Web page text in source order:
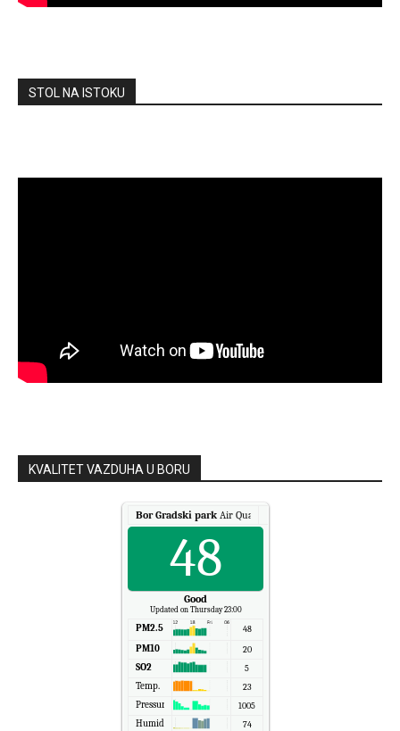
STOL NA ISTOKU
KVALITET VAZDUHA U BORU
Bor Gradski park Air Quality.
48
Good
Updated on Thursday 23:00
PM2.5 48
PM10 20
SO2 5
Temp. 23
Pressure 1005
Humidity 74